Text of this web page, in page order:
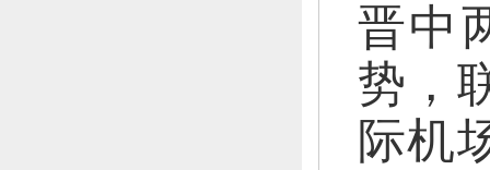
晋中
势，
际机